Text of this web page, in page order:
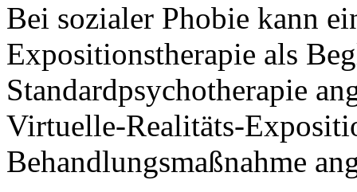
Bei sozialer Phobie kann
Expositionstherapie als
Standardpsychotherapie
Virtuelle-Realitäts-
Behandlungsmaßnahme